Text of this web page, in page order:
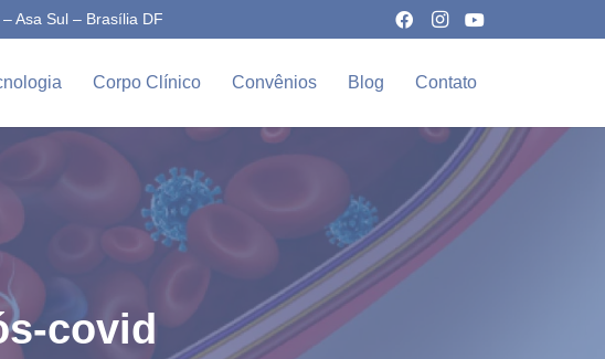
Asa Sul – Brasília DF
Corpo Clínico Convênios Blog Contato
covid